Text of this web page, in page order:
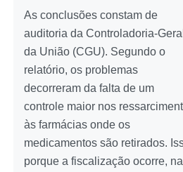
As conclusões constam de
auditoria da Controladoria-Geral
da União (CGU). Segundo o
relatório, os problemas
decorreram da falta de um
controle maior nos
às farmácias onde os
medicamentos são retirados.
porque a fiscalização ocorre, na